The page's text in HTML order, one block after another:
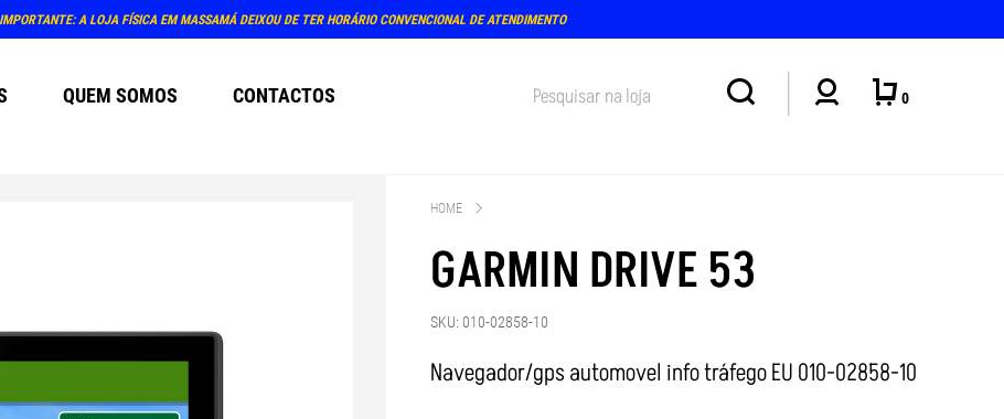
A LOJA FÍSICA EM MASSAMÁ DEIXOU DE TER HORÁRIO CONVENCIONAL DE ATENDIMENTO
QUEM SOMOS CONTACTOS 0
HOME
GARMIN DRIVE 53
SKU: 010-02858-10
Navegador/gps automovel info tráfego EU 010-02858-10